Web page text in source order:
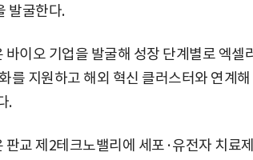
발굴한다.
바이오 기업을 발굴해 성장 단계별로 엑셀
를 지원하고 해외 혁신 클러스터와 연계
.
판교 제2테크노밸리에 세포·유전자 치료